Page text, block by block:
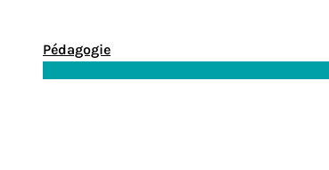
Pédagogie